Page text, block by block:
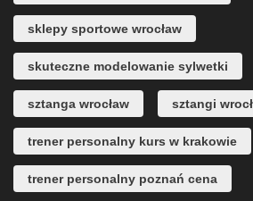
sklepy sportowe wrocław
skuteczne modelowanie sylwetki
sztanga wrocław sztangi
trener personalny kurs w krakowie
trener personalny poznań cena